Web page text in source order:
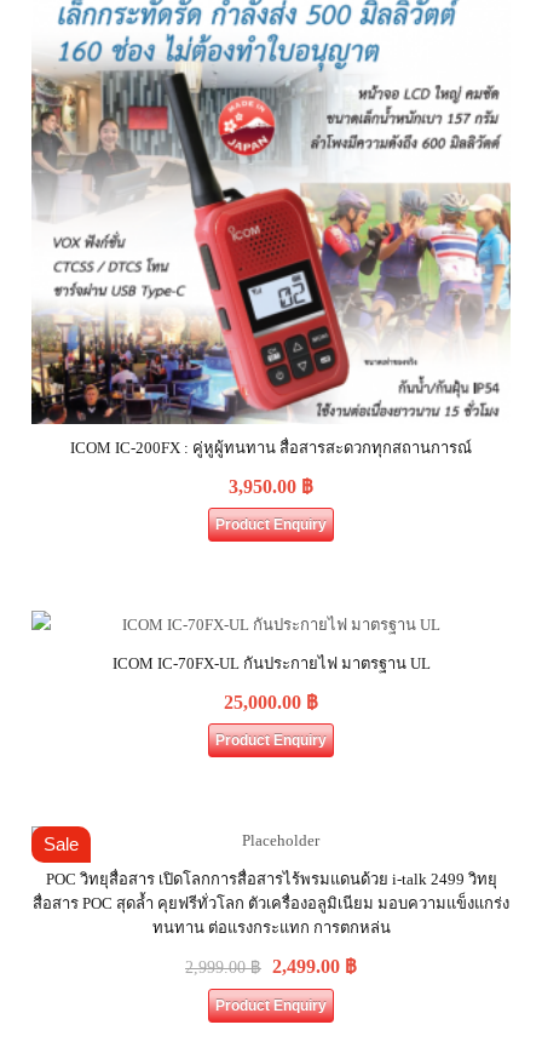
ICOM IC-200FX : คู่หูผู้ทนทาน สื่อสารสะดวกทุกสถานการณ์
3,950.00 ฿
Product Enquiry
ICOM IC-70FX-UL กันประกายไฟ มาตรฐาน UL
25,000.00 ฿
Product Enquiry
Sale
POC วิทยุสื่อสาร เปิดโลกการสื่อสารไร้พรมแดนด้วย i-talk 2499 วิทยุ
สื่อสาร POC สุดล้ำ คุยฟรีทั่วโลก ตัวเครื่องอลูมิเนียม มอบความแข็งแกร่ง
ทนทาน ต่อแรงกระแทก การตกหล่น
2,999.00฿ 2,499.00 ฿
Product Enquiry